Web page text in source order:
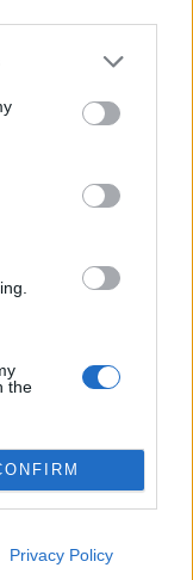
the
Privacy Policy